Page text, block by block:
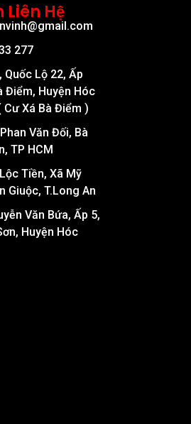
Liên Hệ
277
Quốc Lộ 22, Ấp
Điểm, Huyện Hóc
Cư Xá Bà Điểm )
Văn Đối, Bà
TP HCM
Tiền, Xã Mỹ
Giuộc, T.Long An
Văn Bứa, Ấp 5,
Huyện Hóc